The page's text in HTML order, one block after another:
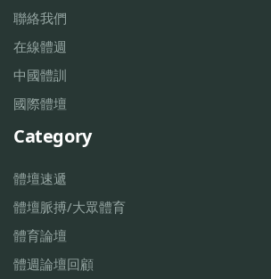
聯絡我們
在線體週
中國體訓
國際體壇
Category
體壇速遞
體壇脈搏/大眾體育
體育論壇
體週論壇回顧